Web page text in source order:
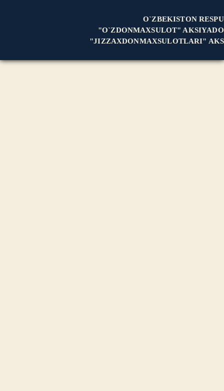
O`ZBEKISTON
"O`ZDONMAXSULOT"
"JIZZAXDONMAXSULOTLARI"